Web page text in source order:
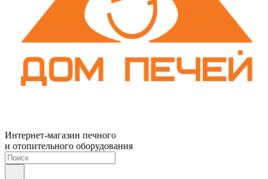
Интернет-магазин печного
и отопительного оборудования